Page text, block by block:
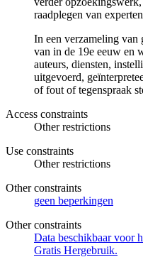
raadplegen van
In een verzameling van
van in de 19e eeuw en
auteurs, diensten,
uitgevoerd,
of fout of tegenspraak
Access constraints
Other restrictions
Use constraints
Other restrictions
Other constraints
geen beperkingen
Other constraints
Data beschikbaar voor
Gratis Hergebruik.